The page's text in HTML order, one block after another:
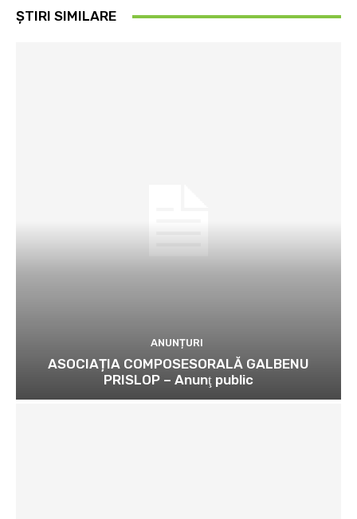
ȘTIRI SIMILARE
ANUNȚURI
ASOCIAȚIA COMPOSESORALĂ GALBENU
PRISLOP – Anunţ public